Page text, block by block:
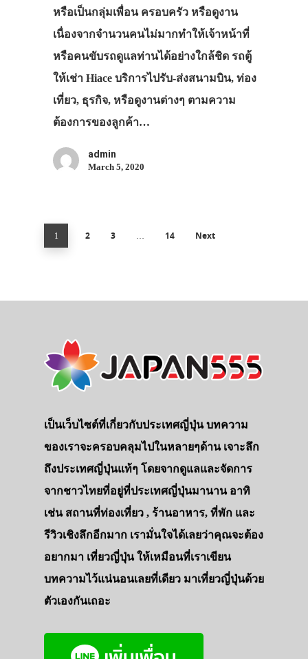
หรือเป็นกลุ่มเพื่อน ครอบครัว หรือดูงาน
เนื่องจากจำนวนคนไม่มากทำให้เจ้าหน้าที่
หรือคนขับรถดูแลท่านได้อย่างใกล้ชิด รถตู้
ให้เช่า Hiace บริการไปรับ-ส่งสนามบิน, ท่อง
เที่ยว, ธุรกิจ, หรือดูงานต่างๆ ตามความ
ต้องการของลูกค้า…
admin
March 5, 2020
1 2 3 … 14 Next
เป็นเว็บไซต์ที่เกี่ยวกับประเทศญี่ปุ่น บทความ
ของเราจะครอบคลุมไปในหลายๆด้าน เจาะลึก
ถึงประเทศญี่ปุ่นแท้ๆ โดยจากดูแลและจัดการ
จากชาวไทยที่อยู่ที่ประเทศญี่ปุ่นมานาน อาทิ
เช่น สถานที่ท่องเที่ยว , ร้านอาหาร, ที่พัก และ
รีวิวเชิงลึกอีกมาก เรามั่นใจได้เลยว่าคุณจะต้อง
อยากมา เที่ยวญี่ปุ่น ให้เหมือนที่เราเขียน
บทความไว้แน่นอนเลยที่เดียว มาเที่ยวญี่ปุ่นด้วย
ตัวเองกันเถอะ